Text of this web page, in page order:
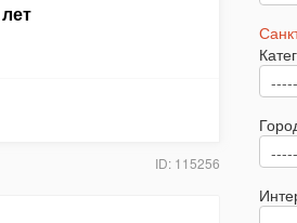
ID: 115256